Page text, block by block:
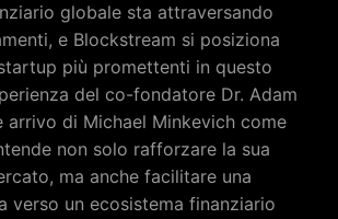
globale sta attraversando
e Blockstream si posiziona
più promettenti in questo
del co-fondatore Dr. Adam
arrivo di Michael Minkevich come
non solo rafforzare la sua
ma anche facilitare una
verso un ecosistema finanziario